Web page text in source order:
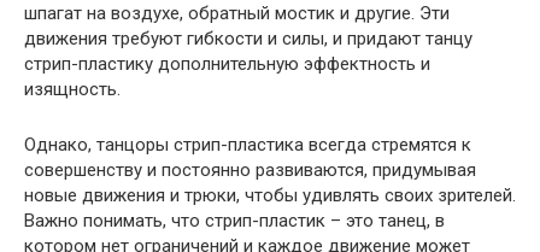
шпагат на воздухе, обратный мостик и другие. Эти
движения требуют гибкости и силы, и придают танцу
стрип-пластику дополнительную эффектность и
изящность.
Однако, танцоры стрип-пластика всегда стремятся к
совершенству и постоянно развиваются, придумывая
новые движения и трюки, чтобы удивлять своих зрителей.
Важно понимать, что стрип-пластик – это танец, в
котором нет ограничений и каждое движение может